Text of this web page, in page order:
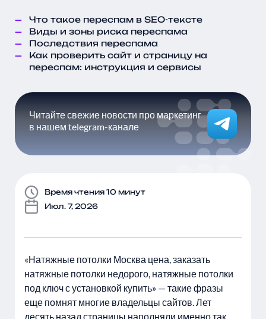
Что такое переспам в SEO-тексте
Виды и зоны риска переспама
Последствия переспама
Как проверить сайт и страницу на
переспам: инструкция и сервисы
Читайте свежие новости про маркетинг
в нашем telegram-канале
Время чтения 10 минут
Июл. 7, 2026
«Натяжные потолки Москва цена, заказать
натяжные потолки недорого, натяжные потолки
под ключ с установкой купить» — такие фразы
еще помнят многие владельцы сайтов. Лет
десять назад страницы наполняли именно так,